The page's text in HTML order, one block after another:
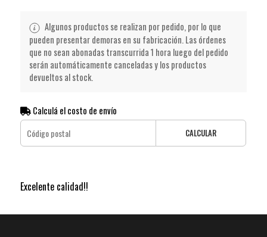
Algunos productos se realizan por pedido, por lo que
pueden presentar demoras en su fabricación. Las órdenes
que no sean abonadas transcurrida 1 hora luego del pedido
serán automáticamente canceladas y los productos
devueltos al stock.
Calculá el costo de envío
CALCULAR
Excelente calidad!!